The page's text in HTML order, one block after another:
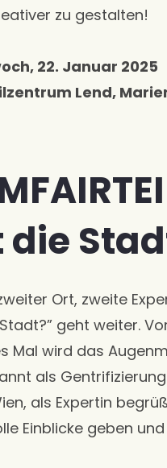
zu gestalten!
22. Januar 2025
Lend,
Ort, zweite
geht weiter.
Mal wird das
als
als Expertin
Einblicke geben